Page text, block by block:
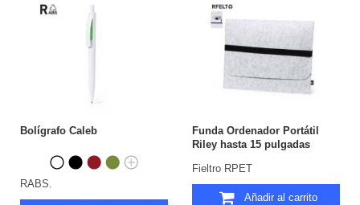
Bolígrafo Caleb
RABS.
Funda Ordenador Portátil
Riley hasta 15 pulgadas
Fieltro RPET
Añadir al carrito